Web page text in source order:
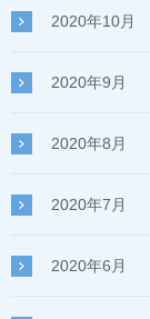
2020年10月
2020年9月
2020年8月
2020年7月
2020年6月